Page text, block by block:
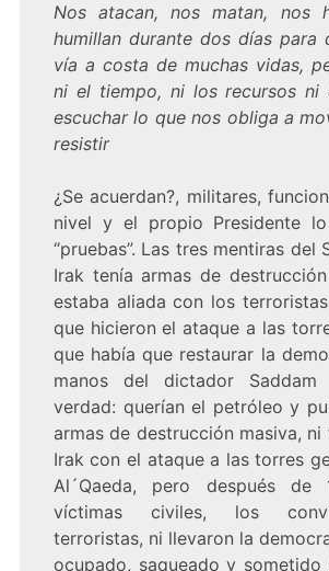
Nos atacan, nos matan, nos
humillan durante dos días para
vía a costa de muchas vidas,
ni el tiempo, ni los recursos ni
escuchar lo que nos obliga a
resistir
¿Se acuerdan?, militares,
nivel y el propio Presidente
“pruebas”. Las tres mentiras del
Irak tenía armas de
estaba aliada con los terroristas
que hicieron el ataque a las
que había que restaurar la
manos del dictador Saddam
verdad: querían el petróleo y
armas de destrucción masiva,
Irak con el ataque a las torres
Al´Qaeda, pero después
víctimas civiles, los
terroristas, ni llevaron la
ocupado, saqueado y